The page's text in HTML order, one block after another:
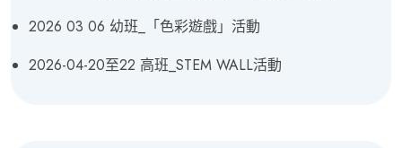
2026 03 06 幼班_「色彩遊戲」活動
2026-04-20至22 高班_STEM WALL活動